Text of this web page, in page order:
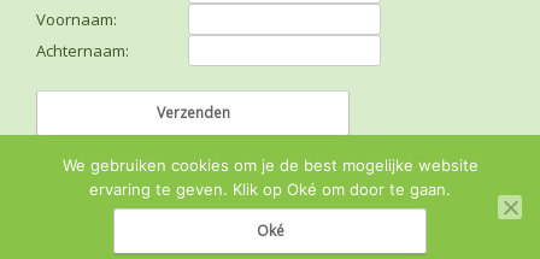
Voornaam:
Achternaam:
© 2026Sense FM
We gebruiken cookies om je de best mogelijke website
ervaring te geven. Klik op Oké om door te gaan.
Oké